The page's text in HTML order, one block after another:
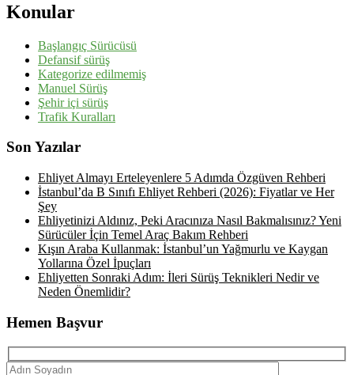
Konular
Başlangıç Sürücüsü
Defansif sürüş
Kategorize edilmemiş
Manuel Sürüş
Şehir içi sürüş
Trafik Kuralları
Son Yazılar
Ehliyet Almayı Erteleyenlere 5 Adımda Özgüven Rehberi
İstanbul’da B Sınıfı Ehliyet Rehberi (2026): Fiyatlar ve Her
Şey
Ehliyetinizi Aldınız, Peki Aracınıza Nasıl Bakmalısınız? Yeni
Sürücüler İçin Temel Araç Bakım Rehberi
Kışın Araba Kullanmak: İstanbul’un Yağmurlu ve Kaygan
Yollarına Özel İpuçları
Ehliyetten Sonraki Adım: İleri Sürüş Teknikleri Nedir ve
Neden Önemlidir?
Hemen Başvur